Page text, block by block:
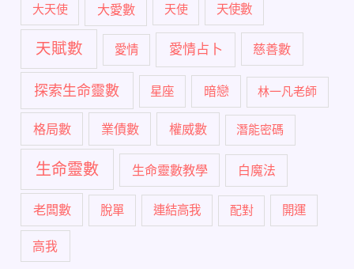
大天使 大愛數 天使 天使數
天賦數 愛情 愛情占卜 慈善數
探索生命靈數 星座 暗戀 林一凡老師
格局數 業債數 權威數 潛能密碼
生命靈數 生命靈數教學 白魔法
老闆數 脫單 連結高我 配對 開運
高我